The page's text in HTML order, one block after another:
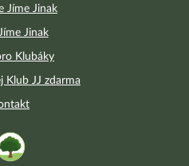
Jíme Jinak
Jinak
Klubáky
Klub JJ zdarma